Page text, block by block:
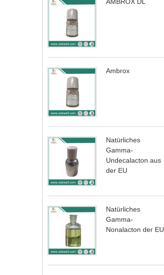
Ambrox
Natürliches
Gamma-
Undecalacton aus
der EU
Natürliches
Gamma-
Nonalacton der EU